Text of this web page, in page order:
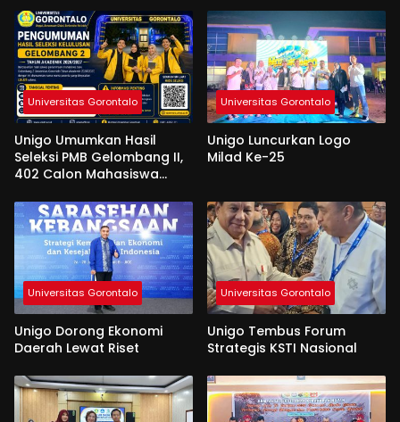
Universitas Gorontalo
Unigo Umumkan Hasil
Seleksi PMB Gelombang II,
402 Calon Mahasiswa
Universitas Gorontalo
Unigo Luncurkan Logo
Milad Ke-25
Universitas Gorontalo
Unigo Dorong Ekonomi
Daerah Lewat Riset
Universitas Gorontalo
Unigo Tembus Forum
Strategis KSTI Nasional